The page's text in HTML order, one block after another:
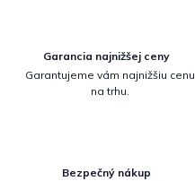
Garancia najnižšej ceny
Garantujeme vám najnižšiu cenu
na trhu.
Bezpečný nákup